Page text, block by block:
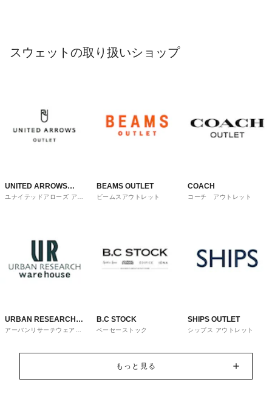
スウェットの取り扱いショップ
UNITED ARROWS
OUTLET
ユナイテッドアローズ アウ
BEAMS OUTLET
ビームスアウトレット
COACH
コーチ アウトレット
URBAN RESEARCH
ware house
アーバンリサーチウェアハ
B.C STOCK
ベーセーストック
SHIPS OUTLET
シップス アウトレット
もっと見る